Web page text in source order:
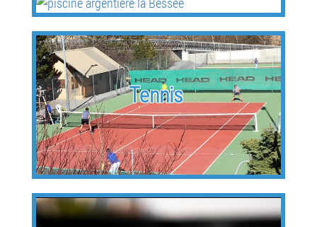
Piscine
Tennis